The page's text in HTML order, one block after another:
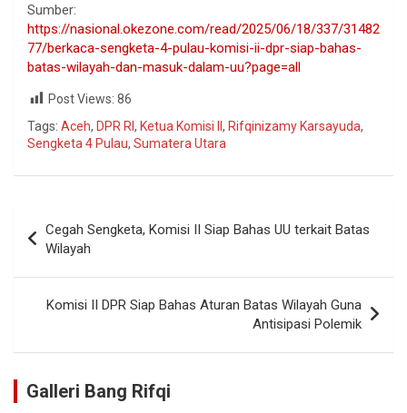
Sumber:
https://nasional.okezone.com/read/2025/06/18/337/31482
77/berkaca-sengketa-4-pulau-komisi-ii-dpr-siap-bahas-
batas-wilayah-dan-masuk-dalam-uu?page=all
Post Views: 86
Tags: Aceh, DPR RI , Ketua Komisi II , Rifqinizamy Karsayuda,
Sengketa 4 Pulau, Sumatera Utara
Cegah Sengketa, Komisi II Siap Bahas UU terkait Batas
Wilayah
Komisi II DPR Siap Bahas Aturan Batas Wilayah Guna
Antisipasi Polemik
Galleri Bang Rifqi